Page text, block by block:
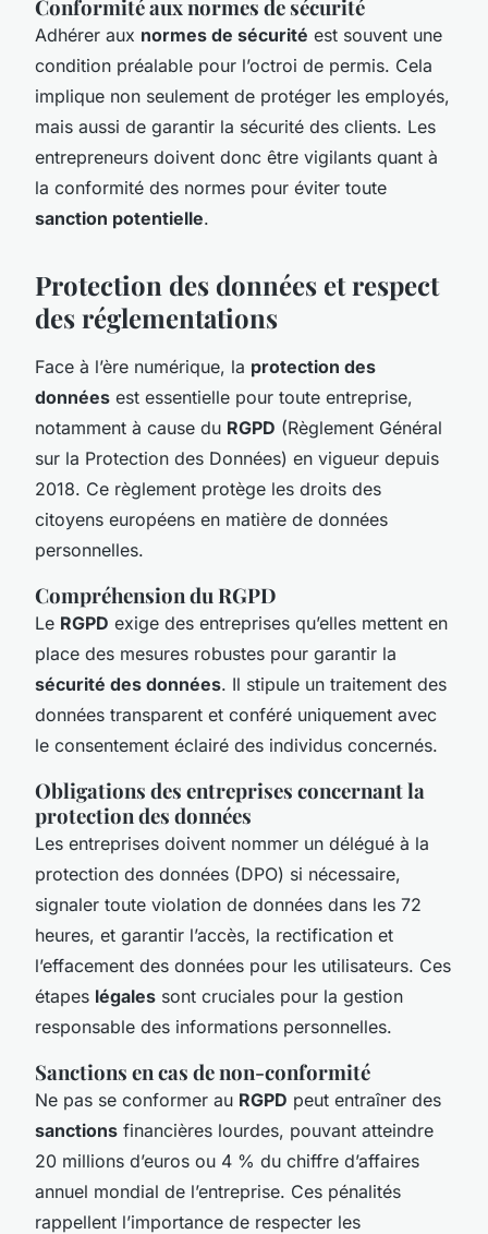
Conformité aux normes de sécurité
Adhérer aux normes de sécurité est souvent une
condition préalable pour l’octroi de permis. Cela
implique non seulement de protéger les employés,
mais aussi de garantir la sécurité des clients. Les
entrepreneurs doivent donc être vigilants quant à
la conformité des normes pour éviter toute
sanction potentielle.
Protection des données et respect
des réglementations
Face à l’ère numérique, la protection des
données est essentielle pour toute entreprise,
notamment à cause du RGPD (Règlement Général
sur la Protection des Données) en vigueur depuis
2018. Ce règlement protège les droits des
citoyens européens en matière de données
personnelles.
Compréhension du RGPD
Le RGPD exige des entreprises qu’elles mettent en
place des mesures robustes pour garantir la
sécurité des données. Il stipule un traitement des
données transparent et conféré uniquement avec
le consentement éclairé des individus concernés.
Obligations des entreprises concernant la
protection des données
Les entreprises doivent nommer un délégué à la
protection des données (DPO) si nécessaire,
signaler toute violation de données dans les 72
heures, et garantir l’accès, la rectification et
l’effacement des données pour les utilisateurs. Ces
étapes légales sont cruciales pour la gestion
responsable des informations personnelles.
Sanctions en cas de non-conformité
Ne pas se conformer au RGPD peut entraîner des
sanctions financières lourdes, pouvant atteindre
20 millions d’euros ou 4 % du chiffre d’affaires
annuel mondial de l’entreprise. Ces pénalités
rappellent l’importance de respecter les